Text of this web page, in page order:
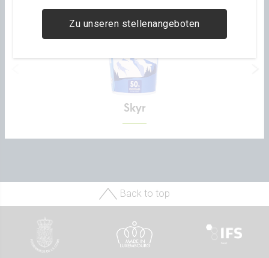
Zu unseren stellenangeboten
Skyr
Back to top